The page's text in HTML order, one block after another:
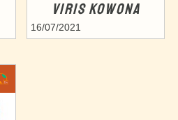
VIRIS KOWONA
16/07/2021